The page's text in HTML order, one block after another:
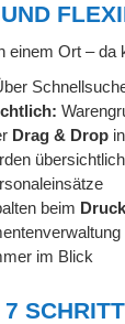
einem Ort –
Drag & Drop
beim
im Blick